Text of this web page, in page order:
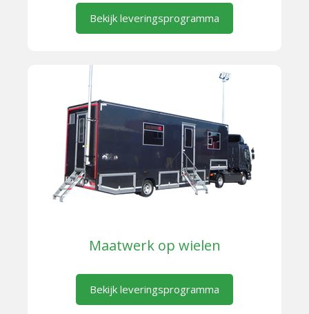
Bekijk leveringsprogramma
Maatwerk op wielen
Bekijk leveringsprogramma